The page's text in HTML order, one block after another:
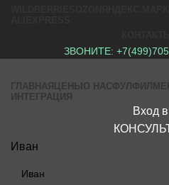
ЗВОНИТЕ:
ГЛАВНАЯ ЦЕНЫ О НАС
ИНТЕГРАЦИЯ
Вход
Иван